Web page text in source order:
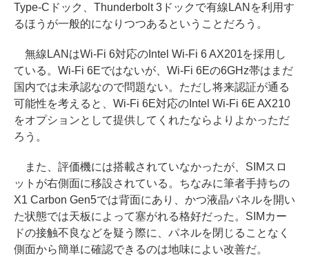
Type-Cドック、Thunderbolt 3ドックで有線LANを利用す
るほうが一般的になりつつあるということだろう。
無線LANはWi-Fi 6対応のIntel Wi-Fi 6 AX201を採用し
ている。Wi-Fi 6Eではないが、Wi-Fi 6Eの6GHz帯はまだ
国内では未承認なので問題ない。ただし将来認証が通る
可能性を考えると、Wi-Fi 6E対応のIntel Wi-Fi 6E AX210
をオプションとして提供してくれたならよりよかっただ
ろう。
また、評価機には搭載されていなかったが、SIMスロ
ットが右側面に移設されている。ちなみに筆者手持ちの
X1 Carbon Gen5では背面にあり、かつ液晶パネルを開い
た状態では天板によって塞がれる格好だった。SIMカー
ドの接触不良などを疑う際に、パネルを閉じることなく
側面から簡単に確認できるのは地味によい改善だ。